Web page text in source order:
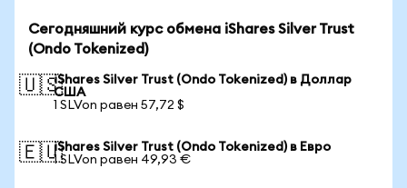
Сегодняшний курс обмена iShares Silver Trust
(Ondo Tokenized)
🇺🇸iShares Silver Trust (Ondo Tokenized) в Доллар
США
1 SLVon равен 57,72 $
🇪🇺iShares Silver Trust (Ondo Tokenized) в Евро
1 SLVon равен 49,93 €